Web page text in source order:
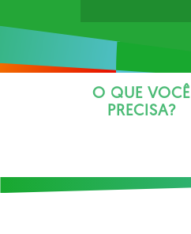
O QUE VOCÊ
PRECISA?